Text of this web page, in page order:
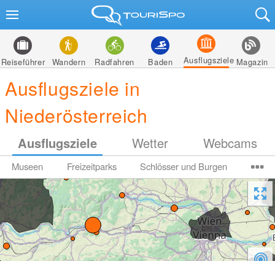
Reiseführer Wandern Radfahren Baden Ausflugsziele Magazin
Ausflugsziele in
Niederösterreich
Ausflugsziele Wetter Webcams
Museen Freizeitparks Schlösser und Burgen